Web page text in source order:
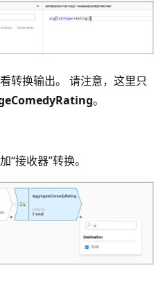
转换输出。 请注意，这里只
。
“接收器”转换。